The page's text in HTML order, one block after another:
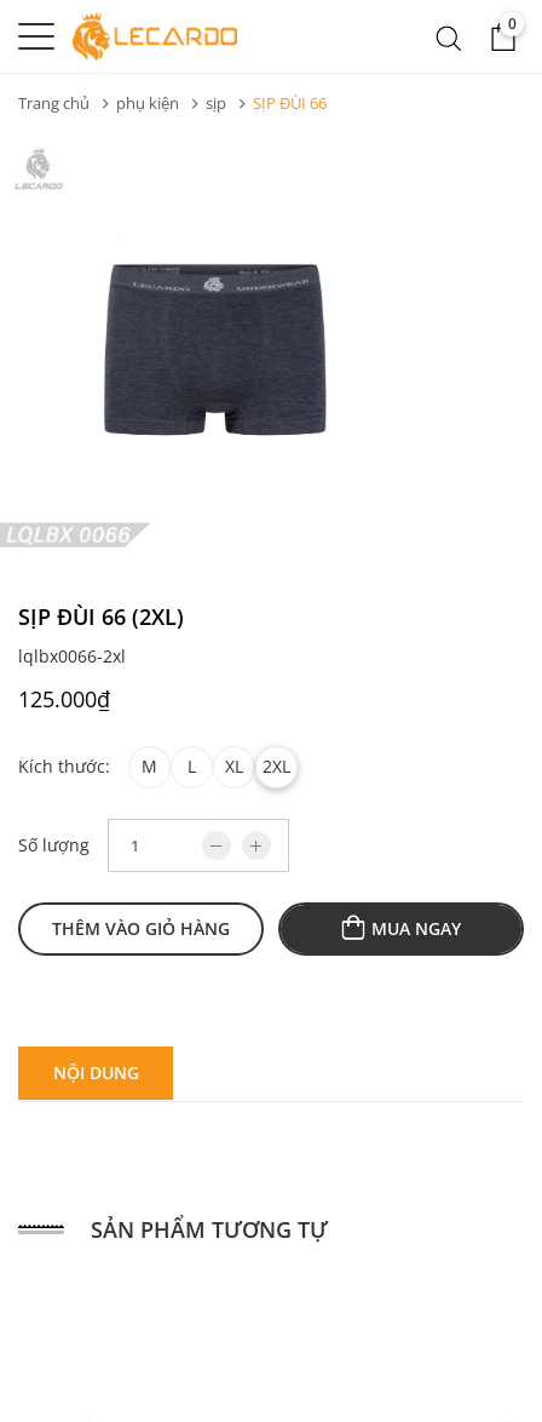
0
Trang chủ phụ kiện sịp SỊP ĐÙI 66
SỊP ĐÙI 66 (2XL)
lqlbx0066-2xl
125.000₫
Kích thước: M L XL 2XL
Số lượng
THÊM VÀO GIỎ HÀNG MUA NGAY
NỘI DUNG
SẢN PHẨM TƯƠNG TỰ